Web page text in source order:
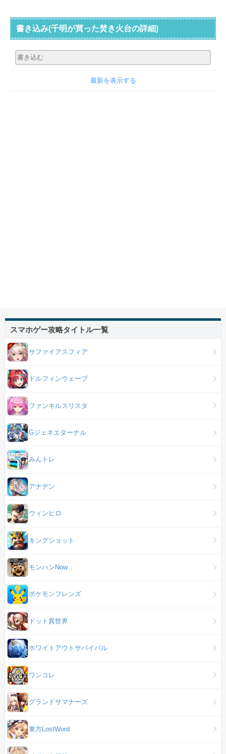
書き込み(千明が買った焚き火台の詳細)
最新を表示する
スマホゲー攻略タイトル一覧
サファイアスフィア
ドルフィンウェーブ
ファンキルスリスタ
Gジェネエターナル
みんトレ
アナデン
ウィンヒロ
キングショット
モンハンNow
ポケモンフレンズ
ドット異世界
ホワイトアウトサバイバル
ワンコレ
グランドサマナーズ
東方LostWord